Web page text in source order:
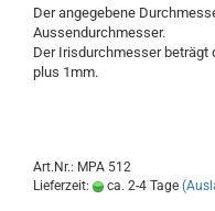
Der angegebene
Aussendurchmesser.
Der Irisdurchmesser
plus 1mm.
Art.Nr.: MPA 512
Lieferzeit:
ca. 2-4 Tage